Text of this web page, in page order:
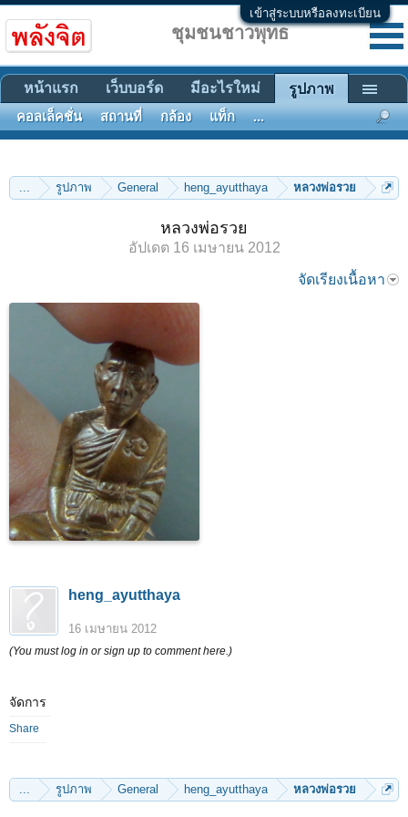
เข้าสู่ระบบหรือลงทะเบียน
... รูปภาพ General heng_ayutthaya หลวงพ่อรวย
หลวงพ่อรวย
อัปเดต 16 เมษายน 2012
จัดเรียงเนื้อหา
heng_ayutthaya
16 เมษายน 2012
(You must log in or sign up to comment here.)
จัดการ
Share
... รูปภาพ General heng_ayutthaya หลวงพ่อรวย
ชุมชนชาวพุทธ
หน้าแรก เว็บบอร์ด มีอะไรใหม่ รูปภาพ
คอลเล็คชั่น สถานที่ กล้อง แท็ก ...